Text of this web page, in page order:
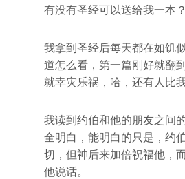
有没有圣经可以送给我一本
我拿到圣经后每天都在如饥
道怎么看，第一篇刚好就翻
就幸灾乐祸，哈，还有人比
我读到约伯和他的朋友之间
全明白，能明白的只是，约
切，但神后来加倍祝福他，
他说话。